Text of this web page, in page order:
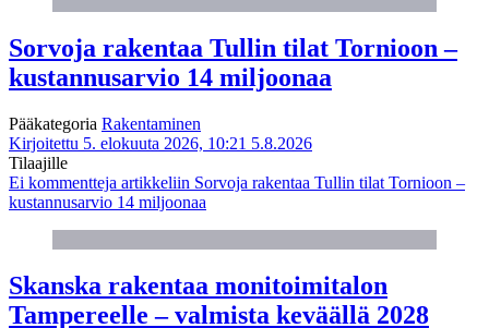
Sorvoja rakentaa Tullin tilat Tornioon –
kustannusarvio 14 miljoonaa
Pääkategoria Rakentaminen
Kirjoitettu 5. elokuuta 2026, 10:21 5.8.2026
Tilaajille
Ei kommentteja artikkeliin Sorvoja rakentaa Tullin tilat Tornioon –
kustannusarvio 14 miljoonaa
Skanska rakentaa monitoimitalon
Tampereelle – valmista keväällä 2028